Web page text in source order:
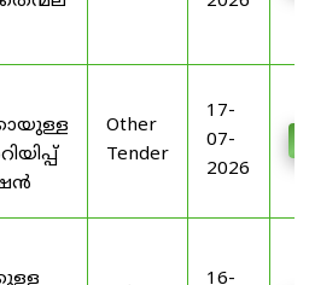
Other
Tender
17-
07-
2026
16-